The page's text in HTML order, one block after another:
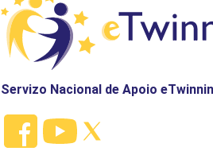
Servizo Nacional de Apoio